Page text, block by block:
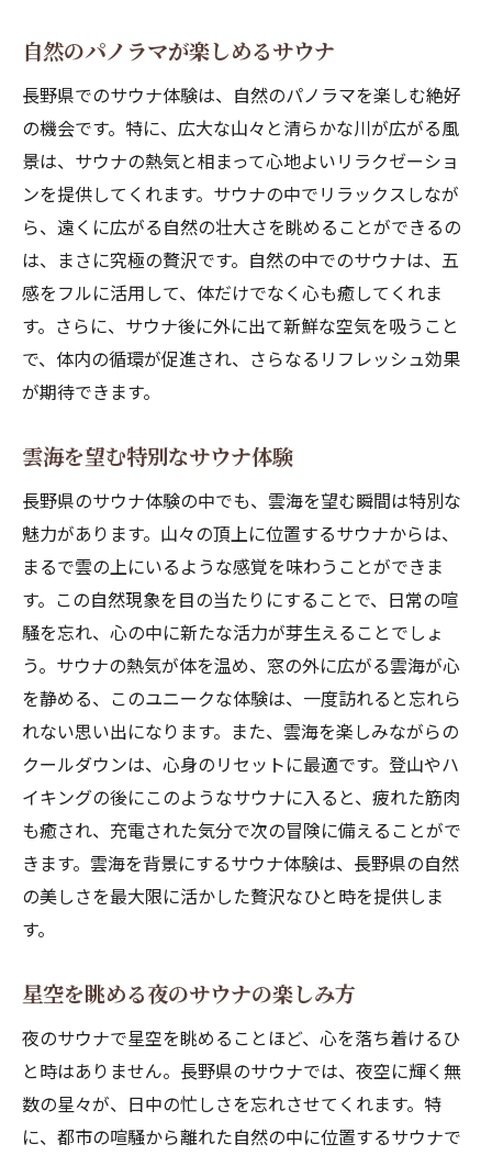
自然のパノラマが楽しめるサウナ
長野県でのサウナ体験は、自然のパノラマを楽しむ絶好
の機会です。特に、広大な山々と清らかな川が広がる風
景は、サウナの熱気と相まって心地よいリラクゼーショ
ンを提供してくれます。サウナの中でリラックスしなが
ら、遠くに広がる自然の壮大さを眺めることができるの
は、まさに究極の贅沢です。自然の中でのサウナは、五
感をフルに活用して、体だけでなく心も癒してくれま
す。さらに、サウナ後に外に出て新鮮な空気を吸うこと
で、体内の循環が促進され、さらなるリフレッシュ効果
が期待できます。
雲海を望む特別なサウナ体験
長野県のサウナ体験の中でも、雲海を望む瞬間は特別な
魅力があります。山々の頂上に位置するサウナからは、
まるで雲の上にいるような感覚を味わうことができま
す。この自然現象を目の当たりにすることで、日常の喧
騒を忘れ、心の中に新たな活力が芽生えることでしょ
う。サウナの熱気が体を温め、窓の外に広がる雲海が心
を静める、このユニークな体験は、一度訪れると忘れら
れない思い出になります。また、雲海を楽しみながらの
クールダウンは、心身のリセットに最適です。登山やハ
イキングの後にこのようなサウナに入ると、疲れた筋肉
も癒され、充電された気分で次の冒険に備えることがで
きます。雲海を背景にするサウナ体験は、長野県の自然
の美しさを最大限に活かした贅沢なひと時を提供しま
す。
星空を眺める夜のサウナの楽しみ方
夜のサウナで星空を眺めることほど、心を落ち着けるひ
と時はありません。長野県のサウナでは、夜空に輝く無
数の星々が、日中の忙しさを忘れさせてくれます。特
に、都市の喧騒から離れた自然の中に位置するサウナで